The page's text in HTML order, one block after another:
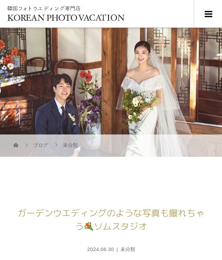
ブログ 未分類
ガーデンウエディングのような写真も撮れちゃ
う
ソムスタジオ
2024.06.30 未分類